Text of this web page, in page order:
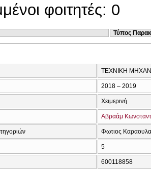
φοιτητές: 0
Τύπος
ΤΕΧΝΙΚΗ
2018 – 2019
Χειμερινή
Αβραάμ
Φωτιος
5
600118858